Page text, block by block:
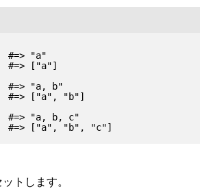
"a"
#=> ["a"]
#=> "a, b"
#=> ["a", "b"]
#=> "a, b, c"
トします。